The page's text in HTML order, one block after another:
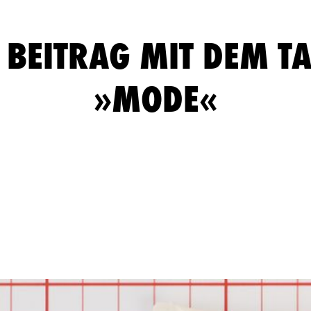
MIT DEM
»MODE«